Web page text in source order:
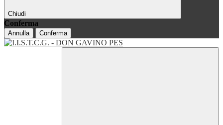
Chiudi
Conferma
Annulla Conferma